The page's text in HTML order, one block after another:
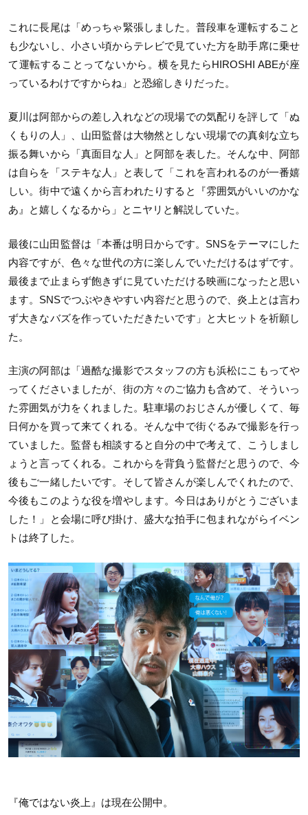
これに長尾は「めっちゃ緊張しました。普段車を運転すること
も少ないし、小さい頃からテレビで見ていた方を助手席に乗せ
て運転することってないから。横を見たらHIROSHI ABEが座
っているわけですからね」と恐縮しきりだった。
夏川は阿部からの差し入れなどの現場での気配りを評して「ぬ
くもりの人」、山田監督は大物然としない現場での真剣な立ち
振る舞いから「真面目な人」と阿部を表した。そんな中、阿部
は自らを「ステキな人」と表して「これを言われるのが一番嬉
しい。街中で遠くから言われたりすると『雰囲気がいいのかな
あ』と嬉しくなるから」とニヤリと解説していた。
最後に山田監督は「本番は明日からです。SNSをテーマにした
内容ですが、色々な世代の方に楽しんでいただけるはずです。
最後まで止まらず飽きずに見ていただける映画になったと思い
ます。SNSでつぶやきやすい内容だと思うので、炎上とは言わ
ず大きなバズを作っていただきたいです」と大ヒットを祈願し
た。
主演の阿部は「過酷な撮影でスタッフの方も浜松にこもってや
ってくださいましたが、街の方々のご協力も含めて、そういっ
た雰囲気が力をくれました。駐車場のおじさんが優しくて、毎
日何かを買って来てくれる。そんな中で街ぐるみで撮影を行っ
ていました。監督も相談すると自分の中で考えて、こうしまし
ょうと言ってくれる。これからを背負う監督だと思うので、今
後もご一緒したいです。そして皆さんが楽しんでくれたので、
今後もこのような役を増やします。今日はありがとうございま
した！」と会場に呼び掛け、盛大な拍手に包まれながらイベン
トは終了した。
『俺ではない炎上』は現在公開中。